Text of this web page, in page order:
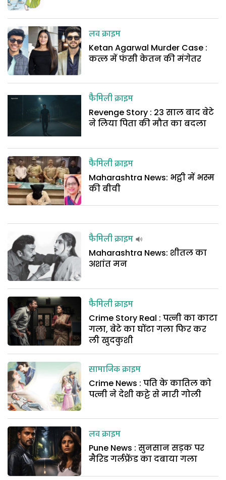
लव क्राइम
Ketan Agarwal Murder Case :
कत्ल में फंसी केतन की मंगेतर
फैमिली क्राइम
Revenge Story : 23 साल बाद बेटे
ने लिया पिता की मौत का बदला
फैमिली क्राइम
Maharashtra News: भट्ठी में भस्म
की बीवी
फैमिली क्राइम
Maharashtra News: शीतल का
अशांत मन
फैमिली क्राइम
Crime Story Real : पत्नी का काटा
गला, बेटे का घोंटा गला फिर कर
ली खुदकुशी
सामाजिक क्राइम
Crime News : पति के कातिल को
पत्नी ने देशी कट्टे से मारी गोली
लव क्राइम
Pune News : सुनसान सड़क पर
मैरिड गर्लफ्रेंड का दबाया गला